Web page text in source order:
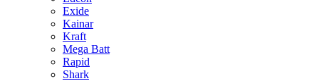
Exide
Kainar
Kraft
Mega Batt
Rapid
Shark